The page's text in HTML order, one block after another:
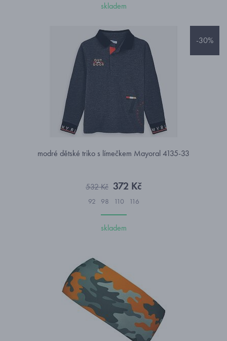
skladem
-30%
modré dětské triko s límečkem Mayoral 4135-33
532 Kč 372 Kč
92 98 110 116
skladem